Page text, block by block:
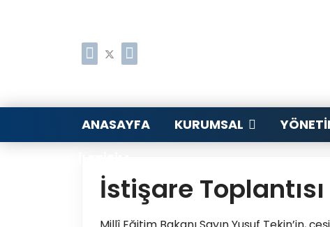
ANASAYFA KURUMSAL
İstişare Toplantısı